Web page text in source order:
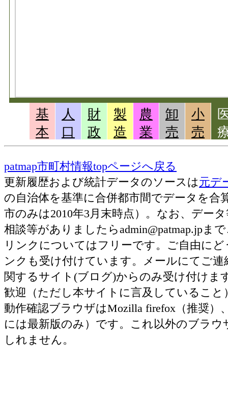
基
本
人
口
財
政
製
造
農
業
卸
売
小
売
patmap市町村情報topページへ戻る
更新履歴および統計データのソースは元デ
の自治体を基準に合併都市間でデータを合
市のみは2010年3月末時点）。なお、デー
相談等がありましたらadmin@patmap.jpま
リンクについてはフリーです。ご自由に
ンクも受け付けています。メールにてご
関するサイト(ブログ)からのみ受け付け
歓迎（ただし本サイトに言及していること
動作確認ブラウザはMozilla firefox（推奨）
には最新版のみ）です。これ以外のブラ
しれません。